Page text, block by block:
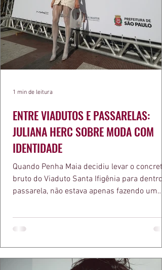
ENTRE VIADUTOS E PASSARELAS:
JULIANA HERC SOBRE MODA COM
IDENTIDADE
Quando Penha Maia decidiu levar o concreto
bruto do Viaduto Santa Ifigênia para dentro
passarela, não estava apenas fazendo um
a apresentadora e influenciadora Juliana
defende há tempos, o de que moda
estruturas geométricas, volumes
1 min de leitura